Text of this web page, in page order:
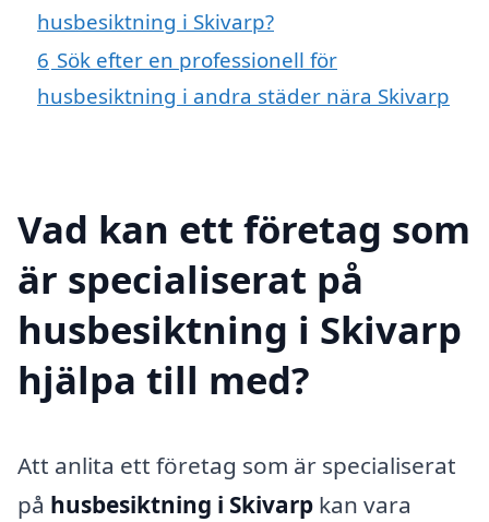
husbesiktning i Skivarp?
6 Sök efter en professionell för
husbesiktning i andra städer nära Skivarp
Vad kan ett företag som
är specialiserat på
husbesiktning i Skivarp
hjälpa till med?
Att anlita ett företag som är specialiserat
på husbesiktning i Skivarp kan vara